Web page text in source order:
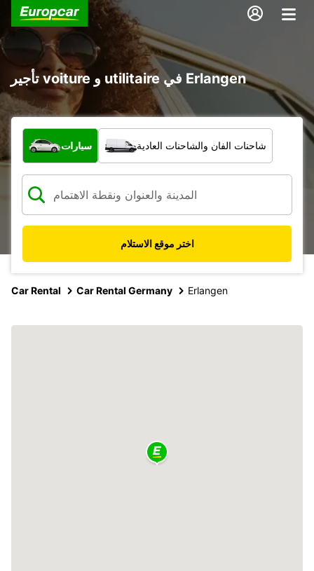
تأجير voiture و utilitaire في Erlangen
ما نوع المركبة؟
سيارات شاحنات الفان والشاحنات العادية
اختر موقع الاستلام
Car Rental Car Rental Germany Erlangen